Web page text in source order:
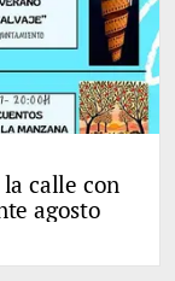
calle con
agosto